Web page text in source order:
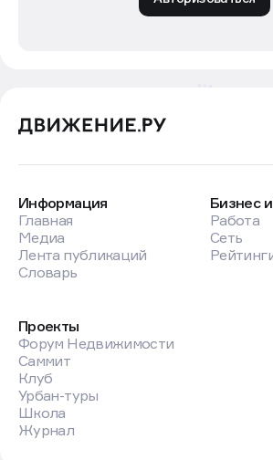
Информация
Главная
Медиа
Лента публикаций
Словарь
Бизнес
Работа
Сеть
Проекты
Форум Недвижимости
Саммит
Клуб
Урбан-туры
Школа
Журнал